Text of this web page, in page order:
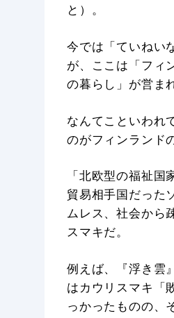
と）。
今では「ていねい
が、ここは「フィ
の暮らし」が営ま
なんてこといわれ
のがフィンランド
「北欧型の福祉
貿易相手国だった
ムレス、社会から
スマキだ。
例えば、『浮き雲
はカウリスマキ「
っかったものの、